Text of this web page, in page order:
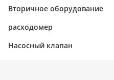
Вторичное оборудование
расходомер
Насосный клапан